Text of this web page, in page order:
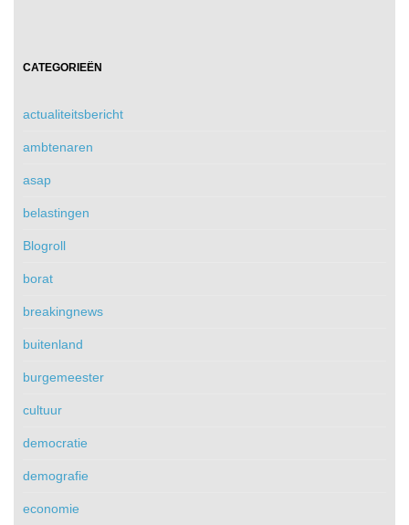
CATEGORIEËN
actualiteitsbericht
ambtenaren
asap
belastingen
Blogroll
borat
breakingnews
buitenland
burgemeester
cultuur
democratie
demografie
economie